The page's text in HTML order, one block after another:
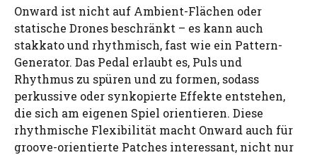
Onward ist nicht auf Ambient-Flächen oder
statische Drones beschränkt – es kann auch
stakkato und rhythmisch, fast wie ein Pattern-
Generator. Das Pedal erlaubt es, Puls und
Rhythmus zu spüren und zu formen, sodass
perkussive oder synkopierte Effekte entstehen,
die sich am eigenen Spiel orientieren. Diese
rhythmische Flexibilität macht Onward auch für
groove-orientierte Patches interessant, nicht nur